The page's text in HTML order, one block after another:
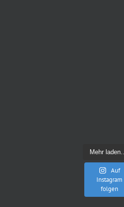
Mehr laden…
Auf
Instagram
folgen